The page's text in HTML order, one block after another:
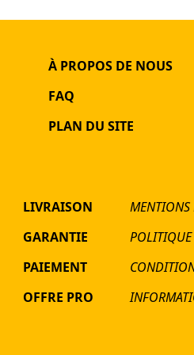
À PROPOS DE NOUS
FAQ
PLAN DU SITE
LIVRAISON
GARANTIE
PAIEMENT
OFFRE PRO
MENTIONS